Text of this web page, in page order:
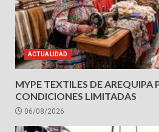
ACTUALIDAD
MYPE TEXTILES DE AREQUIPA
CONDICIONES LIMITADAS
06/08/2026